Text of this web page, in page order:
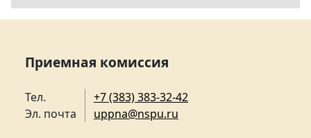
Приемная комиссия
Тел.
Эл. почта
+7 (383) 383-32-42
uppna@nspu.ru